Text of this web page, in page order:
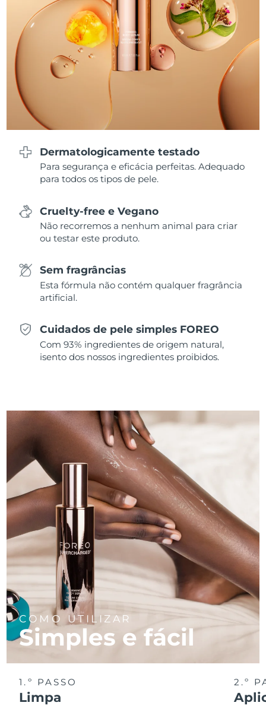
Dermatologicamente testado
Para segurança e eficácia perfeitas. Adequado
para todos os tipos de pele.
Cruelty-free e Vegano
Não recorremos a nenhum animal para criar
ou testar este produto.
Sem fragrâncias
Esta fórmula não contém qualquer fragrância
artificial.
Cuidados de pele simples FOREO
Com 93% ingredientes de origem natural,
isento dos nossos ingredientes proibidos.
COMO UTILIZAR
Simples e fácil
1.º PASSO
Limpa
2.º
Reino Unido Entrega prevista8/9/26
Estados Unidos Entrega prevista 8/10/26
Uzbequistão Entrega prevista 8/14/26
Vietnã Entrega prevista8/15/26